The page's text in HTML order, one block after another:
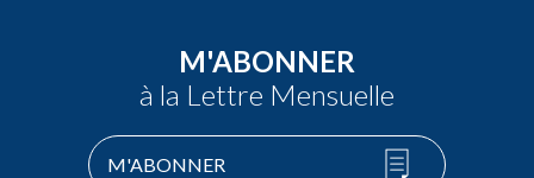
M'ABONNER
à la Lettre Mensuelle
M'ABONNER